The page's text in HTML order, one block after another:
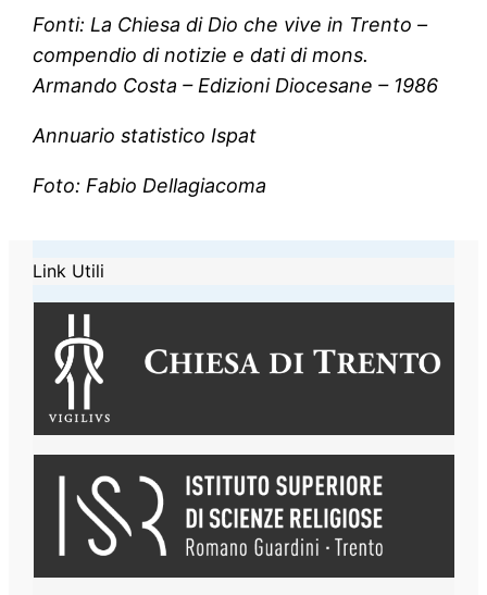
Fonti: La Chiesa di Dio che vive in Trento –
compendio di notizie e dati di mons.
Armando Costa – Edizioni Diocesane – 1986
Annuario statistico Ispat
Foto: Fabio Dellagiacoma
Link Utili